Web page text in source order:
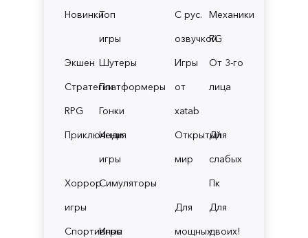
НовинкиТоп
игры
Экшен Шутеры
СтратегииПлатформеры
RPG
Гонки
Приключения
Инди
игры
Хоррор
игры
Симуляторы
Спортивные
Игры
С рус.
озвучкой
Механики
RG
Игры
от
xatab
От 3-го
лица
Открытый
мир
Для
слабых
Пк
Для
мощных
Для
двоих!